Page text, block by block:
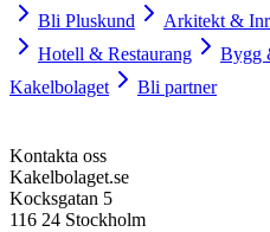
Bli Pluskund
Arkitekt &
Hotell & Restaurang
Bygg
Kakelbolaget
Bli partner
Kontakta oss
Kakelbolaget.se
Kocksgatan 5
116 24 Stockholm